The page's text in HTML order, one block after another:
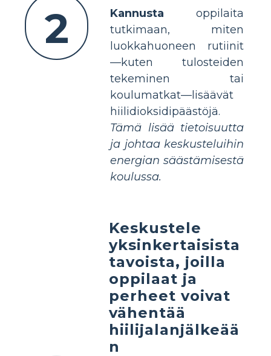
2 Kannusta oppilaita
tutkimaan, miten
luokkahuoneen rutiinit
—kuten tulosteiden
tekeminen tai
koulumatkat—lisäävät
hiilidioksidipäästöjä.
Tämä lisää tietoisuutta
ja johtaa keskusteluihin
energian säästämisestä
koulussa.
Keskustele
yksinkertaisista
tavoista, joilla
oppilaat ja
perheet voivat
vähentää
hiilijalanjälkeää
n